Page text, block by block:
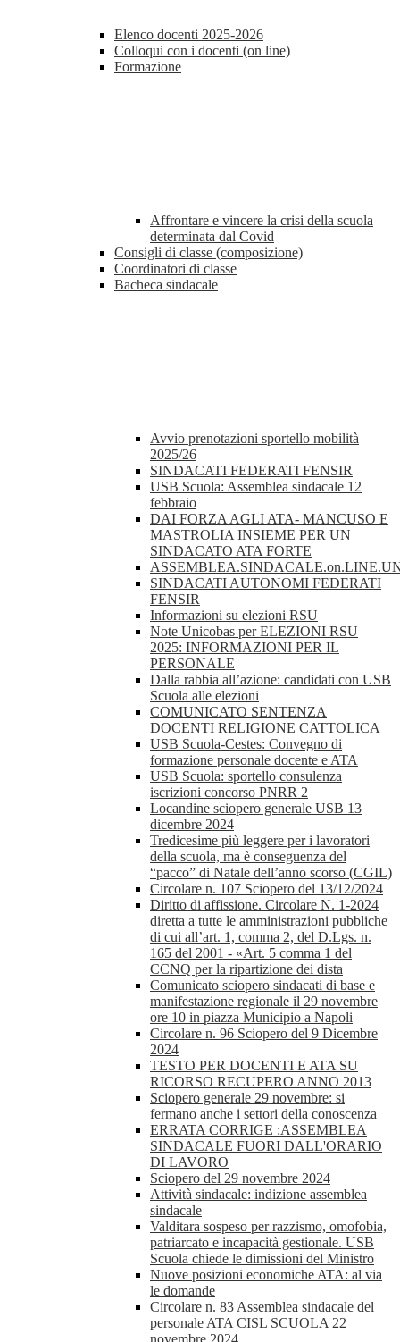
Elenco docenti 2025-2026
Colloqui con i docenti (on line)
Formazione
Affrontare e vincere la crisi della scuola
determinata dal Covid
Consigli di classe (composizione)
Coordinatori di classe
Bacheca sindacale
Avvio prenotazioni sportello mobilità
2025/26
SINDACATI FEDERATI FENSIR
USB Scuola: Assemblea sindacale 12
febbraio
DAI FORZA AGLI ATA- MANCUSO E
MASTROLIA INSIEME PER UN
SINDACATO ATA FORTE
SINDACATI AUTONOMI FEDERATI
FENSIR
Informazioni su elezioni RSU
Note Unicobas per ELEZIONI RSU
2025: INFORMAZIONI PER IL
PERSONALE
Dalla rabbia all’azione: candidati con USB
Scuola alle elezioni
COMUNICATO SENTENZA
DOCENTI RELIGIONE CATTOLICA
USB Scuola-Cestes: Convegno di
formazione personale docente e ATA
USB Scuola: sportello consulenza
iscrizioni concorso PNRR 2
Locandine sciopero generale USB 13
dicembre 2024
Tredicesime più leggere per i lavoratori
della scuola, ma è conseguenza del
“pacco” di Natale dell’anno scorso (CGIL)
Circolare n. 107 Sciopero del 13/12/2024
Diritto di affissione. Circolare N. 1-2024
diretta a tutte le amministrazioni pubbliche
di cui all’art. 1, comma 2, del D.Lgs. n.
165 del 2001 - «Art. 5 comma 1 del
CCNQ per la ripartizione dei dista
Comunicato sciopero sindacati di base e
manifestazione regionale il 29 novembre
ore 10 in piazza Municipio a Napoli
Circolare n. 96 Sciopero del 9 Dicembre
2024
TESTO PER DOCENTI E ATA SU
RICORSO RECUPERO ANNO 2013
Sciopero generale 29 novembre: si
fermano anche i settori della conoscenza
ERRATA CORRIGE :ASSEMBLEA
SINDACALE FUORI DALL'ORARIO
DI LAVORO
Sciopero del 29 novembre 2024
Attività sindacale: indizione assemblea
sindacale
Valditara sospeso per razzismo, omofobia,
patriarcato e incapacità gestionale. USB
Scuola chiede le dimissioni del Ministro
Nuove posizioni economiche ATA: al via
le domande
Circolare n. 83 Assemblea sindacale del
personale ATA CISL SCUOLA 22